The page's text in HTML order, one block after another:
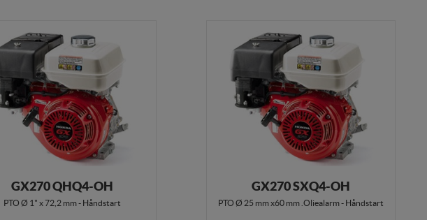
GX270 QHQ4-OH
PTO Ø 1" x 72,2 mm - Håndstart
GX270 SXQ4-OH
PTO Ø 25 mm x60 mm .Oliealarm - Håndstart